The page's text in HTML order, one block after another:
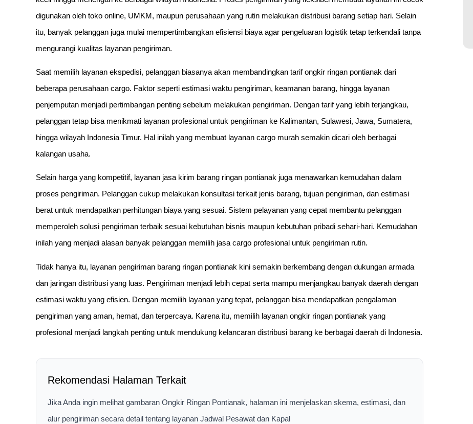
digunakan oleh toko online, UMKM, maupun perusahaan yang rutin melakukan distribusi barang setiap hari. Selain
itu, banyak pelanggan juga mulai mempertimbangkan efisiensi biaya agar pengeluaran logistik tetap terkendali tanpa
mengurangi kualitas layanan pengiriman.
Saat memilih layanan ekspedisi, pelanggan biasanya akan membandingkan tarif ongkir ringan pontianak dari
beberapa perusahaan cargo. Faktor seperti estimasi waktu pengiriman, keamanan barang, hingga layanan
penjemputan menjadi pertimbangan penting sebelum melakukan pengiriman. Dengan tarif yang lebih terjangkau,
pelanggan tetap bisa menikmati layanan profesional untuk pengiriman ke Kalimantan, Sulawesi, Jawa, Sumatera,
hingga wilayah Indonesia Timur. Hal inilah yang membuat layanan cargo murah semakin dicari oleh berbagai
kalangan usaha.
Selain harga yang kompetitif, layanan jasa kirim barang ringan pontianak juga menawarkan kemudahan dalam
proses pengiriman. Pelanggan cukup melakukan konsultasi terkait jenis barang, tujuan pengiriman, dan estimasi
berat untuk mendapatkan perhitungan biaya yang sesuai. Sistem pelayanan yang cepat membantu pelanggan
memperoleh solusi pengiriman terbaik sesuai kebutuhan bisnis maupun kebutuhan pribadi sehari-hari. Kemudahan
inilah yang menjadi alasan banyak pelanggan memilih jasa cargo profesional untuk pengiriman rutin.
Tidak hanya itu, layanan pengiriman barang ringan pontianak kini semakin berkembang dengan dukungan armada
dan jaringan distribusi yang luas. Pengiriman menjadi lebih cepat serta mampu menjangkau banyak daerah dengan
estimasi waktu yang efisien. Dengan memilih layanan yang tepat, pelanggan bisa mendapatkan pengalaman
pengiriman yang aman, hemat, dan terpercaya. Karena itu, memilih layanan ongkir ringan pontianak yang
profesional menjadi langkah penting untuk mendukung kelancaran distribusi barang ke berbagai daerah di Indonesia.
Rekomendasi Halaman Terkait
Jika Anda ingin melihat gambaran Ongkir Ringan Pontianak, halaman ini menjelaskan skema, estimasi, dan
alur pengiriman secara detail tentang layanan Jadwal Pesawat dan Kapal